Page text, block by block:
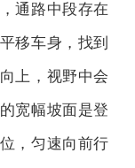
通路中段存在
移车身，找到
上，视野中会
宽幅坡面是登
，匀速向前行